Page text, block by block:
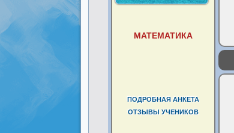
МАТЕМАТИКА
ПОДРОБНАЯ АНКЕТА
ОТЗЫВЫ УЧЕНИКОВ